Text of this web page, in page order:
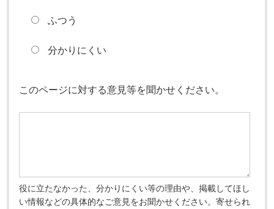
ふつう
分かりにくい
このページに対する意見等を聞かせください。
役に立たなかった、分かりにくい等の理由や、掲載してほし
い情報などの具体的なご意見をお聞かせください。寄せられ